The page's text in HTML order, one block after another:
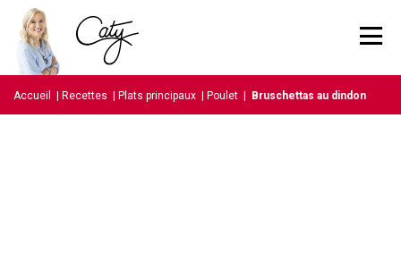
Accueil Recettes Plats principaux Poulet Bruschettas au dindon